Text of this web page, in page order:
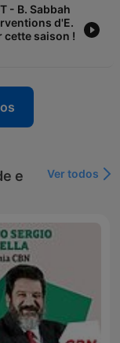
- B. Sabbah
d'E.
cette saison !
e
Ver todos